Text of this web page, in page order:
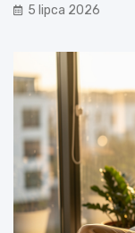
5 lipca 2026